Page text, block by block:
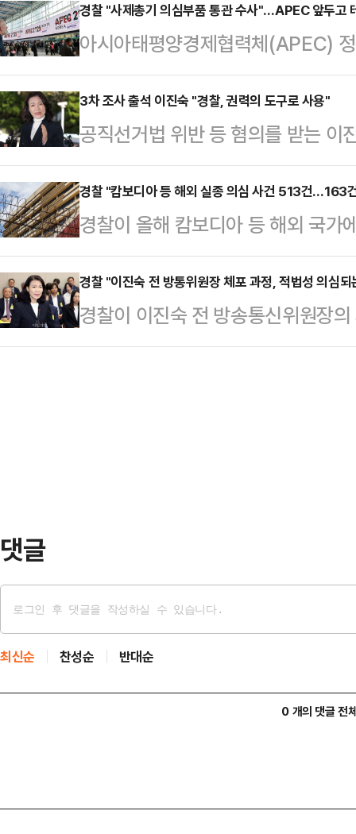
수사연구원, 소방, 노동부, 산업안
부터 경주시 안강읍 두류공업지역
들은 이날 오전 10시쯤 회사에 도
장으로 이동했다.합동 감식팀은 유
경위, 정확한 사인 등을 확인했다.
연관성 등 …
경찰 "사제총기 의심부품 통관 수사"…APEC 앞두고
아시아태평양경제협력체(APEC)
에 대한 첩보를 입수한 경찰이 수
일 오전 정례 기자간담회에서 관세
국수본 관계자는 "수입된 통관 물
물품으로 총기류를 만들었는지, 가
고 있다"고 설명했다.국수본은 지
에 악용될 수 있는 부품들이 통관
뢰를 접수한 것으로 전해졌다.…
3차 조사 출석 이진숙 "경찰, 권력의 도구로 사용"
공직선거법 위반 등 혐의를 받는
기 위해 경찰에 출석했다.이 전 위
받기 위해 서울 영등포경찰서에 출
이날 이 전 위원장은 경찰 조사에
유치장에서 2박3일을 지내고 보니
정말 위험하다는 생각을 했다"라며
수 있겠다는 생각에 공포를 느낀다
…
경찰 "캄보디아 등 해외 실종 의심 사건 513건…163
경찰이 올해 캄보디아 등 해외 국가
사건이 513건으로 집계됐다고 27
오전 기자간담회에서 "올해 1월부
된 실종 의심 사건을 종합 분석하
은 신고 대상자가 귀국했고, 218건
경찰 "이진숙 전 방통위원장 체포 과정, 적법성 의심
경찰이 이진숙 전 방송통신위원장
입장을 거듭 강조했다.박성주 경찰
댓글
최신순 찬성순 반대순
0 개의 댓글 전